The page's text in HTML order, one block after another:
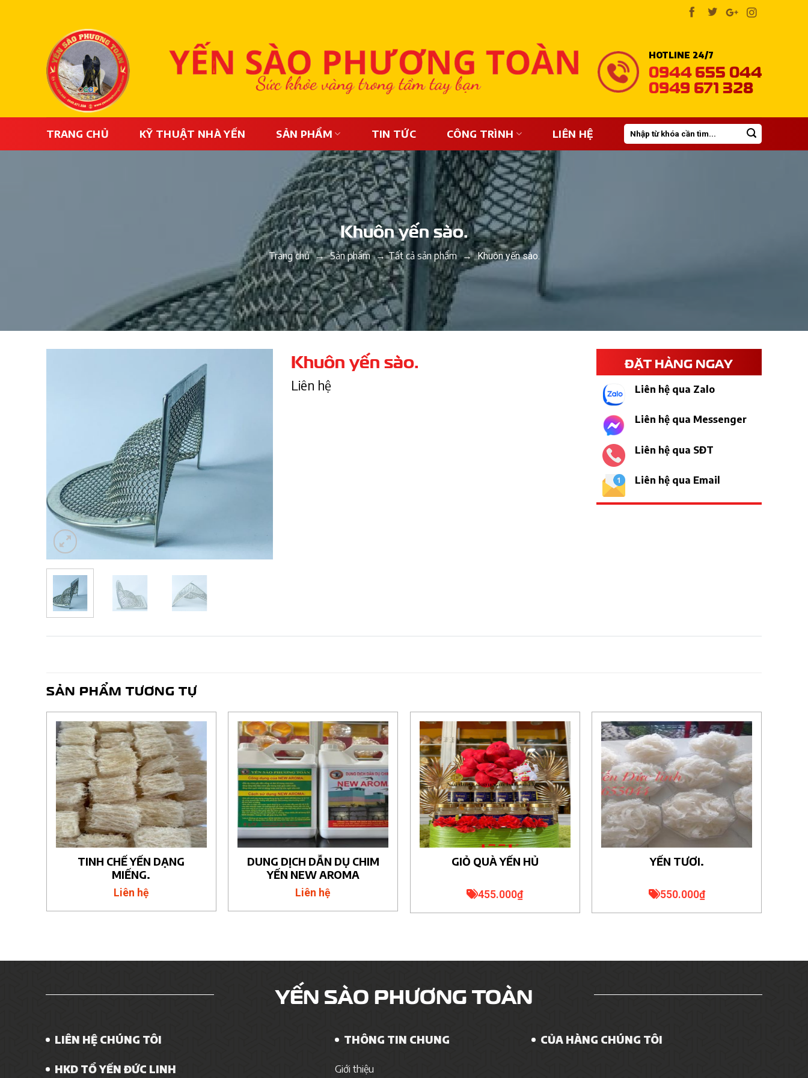
HOTLINE 24/7
0944 655 044
0949 671 328
TRANG CHỦ KỸ THUẬT NHÀ YẾN SẢN PHẨM TIN TỨC CÔNG TRÌNH LIÊN HỆ
Tìm
kiếm:
Khuôn yến sào.
Trang chủ → Sản phẩm → Tất cả sản phẩm → Khuôn yến sào.
Khuôn yến sào.
Liên hệ
ĐẶT HÀNG NGAY
Liên hệ qua Zalo
Liên hệ qua Messenger
Liên hệ qua SĐT
Liên hệ qua Email
SẢN PHẨM TƯƠNG TỰ
TINH CHẾ YẾN DẠNG
MIẾNG.
Liên hệ
DUNG DỊCH DẪN DỤ CHIM
YẾN NEW AROMA
Liên hệ
GIỎ QUÀ YẾN HỦ
455.000₫
YẾN TƯƠI.
550.000₫
YẾN SÀO PHƯƠNG TOÀN
LIÊN HỆ CHÚNG TÔI
HKD TỔ YẾN ĐỨC LINH
THÔNG TIN CHUNG
Giới thiệu
CỦA HÀNG CHÚNG TÔI